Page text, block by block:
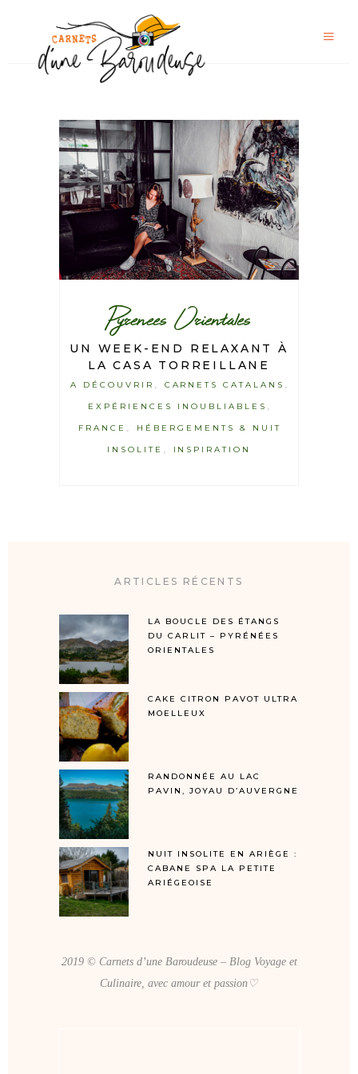
Pyrenees Orientales
UN WEEK-END RELAXANT À
LA CASA TORREILLANE
A DÉCOUVRIR CARNETS CATALANS
EXPÉRIENCES INOUBLIABLES
FRANCE HÉBERGEMENTS & NUIT
INSOLITE INSPIRATION
ARTICLES RÉCENTS
LA BOUCLE DES ÉTANGS
DU CARLIT – PYRÉNÉES
ORIENTALES
CAKE CITRON PAVOT ULTRA
MOELLEUX
RANDONNÉE AU LAC
PAVIN, JOYAU D’AUVERGNE
NUIT INSOLITE EN ARIÈGE :
CABANE SPA LA PETITE
ARIÉGEOISE
2019 © Carnets d’une Baroudeuse – Blog Voyage et
Culinaire, avec amour et passion♡